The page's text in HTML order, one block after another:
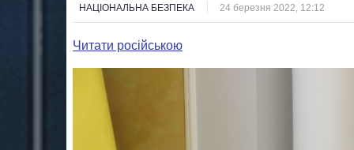
НАЦІОНАЛЬНА БЕЗПЕКА 24 березня 2022, 12:12
Читати російською